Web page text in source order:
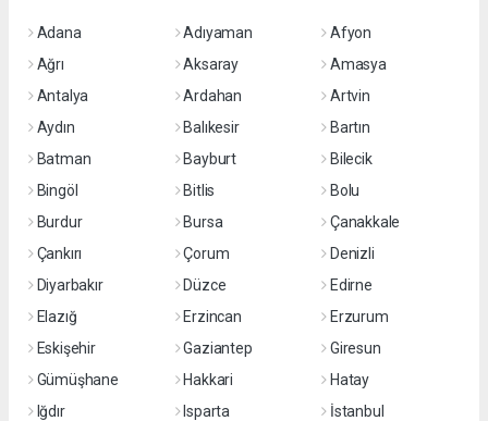
Adana Adıyaman
Afyon
Ağrı
Aksaray
Amasya
Antalya
Ardahan
Artvin
Aydın
Balıkesir
Bartın
Batman
Bayburt
Bilecik
Bingöl
Bitlis
Bolu
Burdur
Bursa
Çanakkale
Çankırı
Çorum
Denizli
Diyarbakır
Düzce
Edirne
Elazığ
Erzincan
Erzurum
Eskişehir
Gaziantep
Giresun
Gümüşhane
Hakkari
Hatay
Iğdır
Isparta
İstanbul